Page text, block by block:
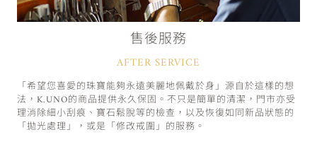
售後服務
AFTER SERVICE
「希望您喜愛的珠寶能夠永遠美麗地佩戴於身」源自於這樣的想
法，K.UNO的商品提供永久保固。不只是簡單的清潔，門市亦受
理消除細小刮痕、寶石鬆脫等的檢查，以及恢復如同新品狀態的
「拋光處理」，或是「修改戒圍」的服務。